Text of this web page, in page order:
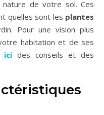
de votre sol. Ces
quelles sont les plantes
Pour une vision plus
habitation et de ses
ici des conseils et des